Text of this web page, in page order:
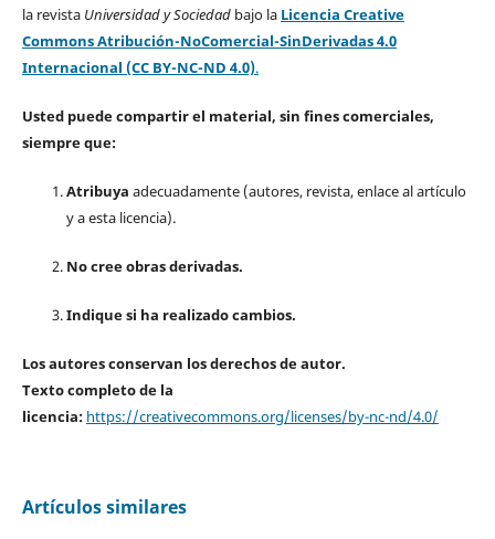
la revista Universidad y Sociedad bajo la Licencia Creative
Commons Atribución-NoComercial-SinDerivadas 4.0
Internacional (CC BY-NC-ND 4.0).
Usted puede compartir el material, sin fines comerciales,
siempre que:
Atribuya adecuadamente (autores, revista, enlace al artículo
y a esta licencia).
No cree obras derivadas.
Indique si ha realizado cambios.
Los autores conservan los derechos de autor.
Texto completo de la
licencia: https://creativecommons.org/licenses/by-nc-nd/4.0/
Artículos similares